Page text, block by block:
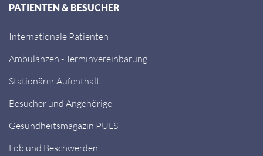
PATIENTEN & BESUCHER
Internationale Patienten
Ambulanzen - Terminvereinbarung
Stationärer Aufenthalt
Besucher und Angehörige
Gesundheitsmagazin PULS
Lob und Beschwerden